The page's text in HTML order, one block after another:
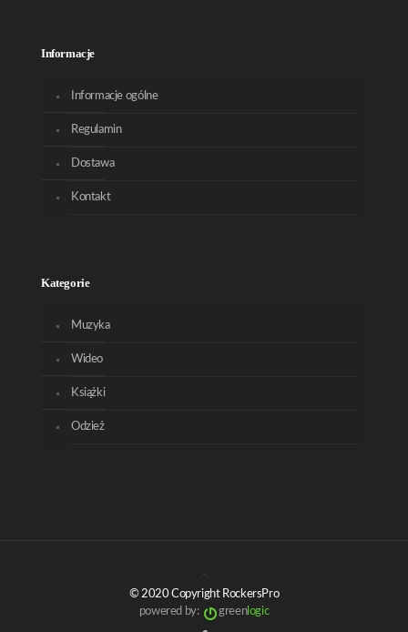
Informacje
Informacje ogólne
Regulamin
Dostawa
Kontakt
Kategorie
Muzyka
Wideo
Książki
Odzież
© 2020 Copyright RockersPro
powered by:
greenlogic